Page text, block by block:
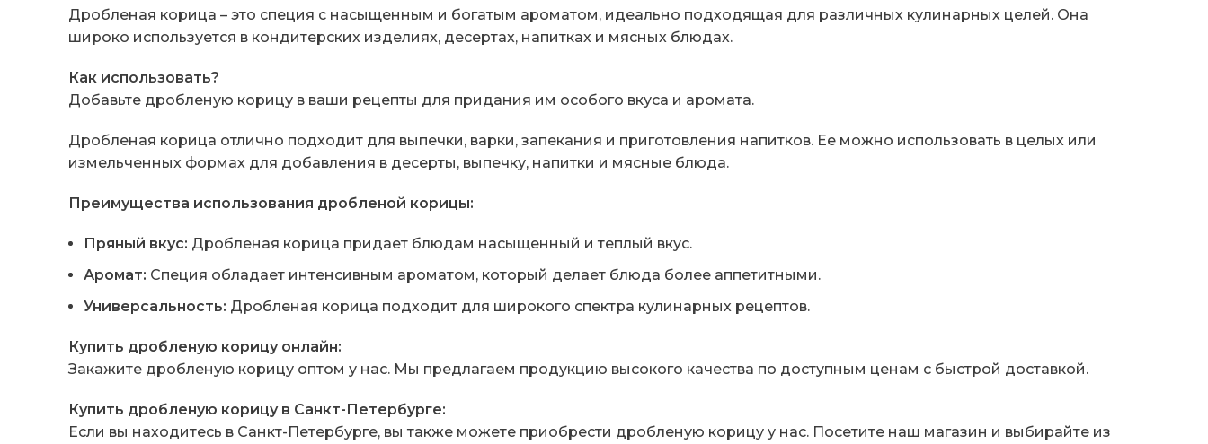
Дробленая корица – это специя с насыщенным и богатым ароматом, идеально подходящая для различных кулинарных целей. Она
широко используется в кондитерских изделиях, десертах, напитках и мясных блюдах.
Как использовать?
Добавьте дробленую корицу в ваши рецепты для придания им особого вкуса и аромата.
Дробленая корица отлично подходит для выпечки, варки, запекания и приготовления напитков. Ее можно использовать в целых или
измельченных формах для добавления в десерты, выпечку, напитки и мясные блюда.
Преимущества использования дробленой корицы:
Пряный вкус: Дробленая корица придает блюдам насыщенный и теплый вкус.
Аромат: Специя обладает интенсивным ароматом, который делает блюда более аппетитными.
Универсальность: Дробленая корица подходит для широкого спектра кулинарных рецептов.
Купить дробленую корицу онлайн:
Закажите дробленую корицу оптом у нас. Мы предлагаем продукцию высокого качества по доступным ценам с быстрой доставкой.
Купить дробленую корицу в Санкт-Петербурге:
Если вы находитесь в Санкт-Петербурге, вы также можете приобрести дробленую корицу у нас. Посетите наш магазин и выбирайте из